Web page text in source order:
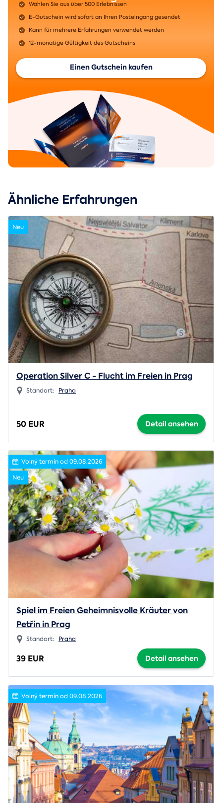
Wählen Sie aus über 500 Erlebnissen
E-Gutschein wird sofort an Ihren Posteingang gesendet
Kann für mehrere Erfahrungen verwendet werden
12-monatige Gültigkeit des Gutscheins
Einen Gutschein kaufen
Ähnliche Erfahrungen
Neu
Operation Silver C - Flucht im Freien in Prag
Standort: Praha
50 EUR Detail ansehen
Volný termín od 09.08.2026
Neu
Spiel im Freien Geheimnisvolle Kräuter von
Petřín in Prag
Standort: Praha
39 EUR Detail ansehen
Volný termín od 09.08.2026